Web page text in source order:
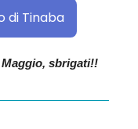
di Tinaba
sbrigati!!